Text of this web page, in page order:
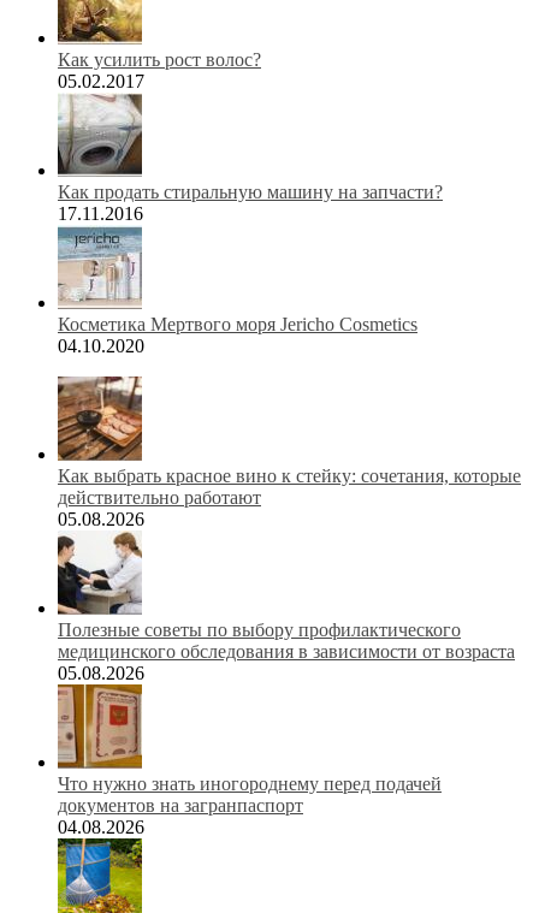
Как усилить рост волос?
05.02.2017
Как продать стиральную машину на запчасти?
17.11.2016
Косметика Мертвого моря Jericho Cosmetics
04.10.2020
Как выбрать красное вино к стейку: сочетания, которые
действительно работают
05.08.2026
Полезные советы по выбору профилактического
медицинского обследования в зависимости от возраста
05.08.2026
Что нужно знать иногороднему перед подачей
документов на загранпаспорт
04.08.2026